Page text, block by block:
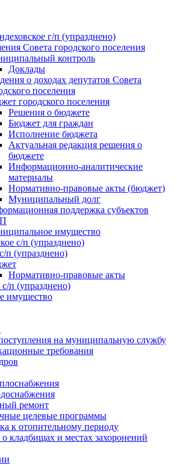
г/п (упразднено)
Совета городского поселения
контроль
Доклады
о доходах депутатов Совета
поселения
городского поселения
Решения о бюджете
Бюджет для граждан
Исполнение бюджета
Актуальная редакция решения о
бюджете
Информационно-аналитические
материалы
Нормативно-правовые акты (бюджет)
Муниципальный долг
поддержка субъектов
имущество
с/п (упразднено)
п (упразднено)
Нормативно-правовые акты
п (упразднено)
имущество
на муниципальную службу
требования
ремонт
целевые программы
к отопительному периоду
кладбищах и местах захоронений